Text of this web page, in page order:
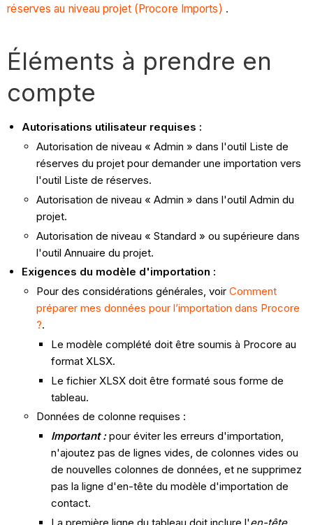
réserves au niveau projet (Procore Imports) .
Éléments à prendre en
compte
Autorisations utilisateur requises :
Autorisation de niveau « Admin » dans l'outil Liste de
réserves du projet pour demander une importation vers
l'outil Liste de réserves.
Autorisation de niveau « Admin » dans l'outil Admin du
projet.
Autorisation de niveau « Standard » ou supérieure dans
l'outil Annuaire du projet.
Exigences du modèle d'importation :
Pour des considérations générales, voirComment
préparer mes données pour l’importation dans Procore
?.
Le modèle complété doit être soumis à Procore au
format XLSX.
Le fichier XLSX doit être formaté sous forme de
tableau.
Données de colonne requises :
Important : pour éviter les erreurs d'importation,
n'ajoutez pas de lignes vides, de colonnes vides ou
de nouvelles colonnes de données, et ne supprimez
pas la ligne d'en-tête du modèle d'importation de
contact.